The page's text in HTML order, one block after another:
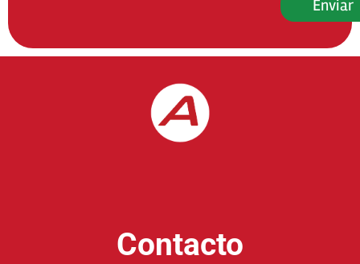
Contacto